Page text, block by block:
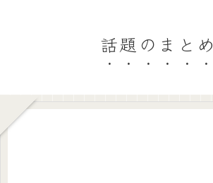
話題のまとめ